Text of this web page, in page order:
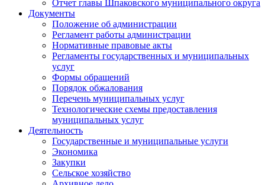
Отчет главы Шпаковского муниципального округа
Документы
Положение об администрации
Регламент работы администрации
Нормативные правовые акты
Регламенты государственных и муниципальных
услуг
Формы обращений
Порядок обжалования
Перечень муниципальных услуг
Технологические схемы предоставления
муниципальных услуг
Деятельность
Государственные и муниципальные услуги
Экономика
Закупки
Сельское хозяйство